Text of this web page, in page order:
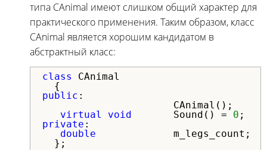
типа CAnimal имеют слишком общий характер для
практического применения. Таким образом, класс
CAnimal является хорошим кандидатом в
абстрактный класс:
class
CAnimal
public :
CAnimal();
virtual
void Sound() = 0 ;
private :
double m_legs_count;
};